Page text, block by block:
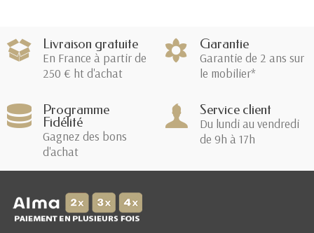
Livraison gratuite
En France à partir de
250 € ht d'achat
Garantie
Garantie de 2 ans sur
le mobilier*
Programme
Fidélité
Gagnez des bons
d'achat
Service client
Du lundi au vendredi
de 9h à 17h